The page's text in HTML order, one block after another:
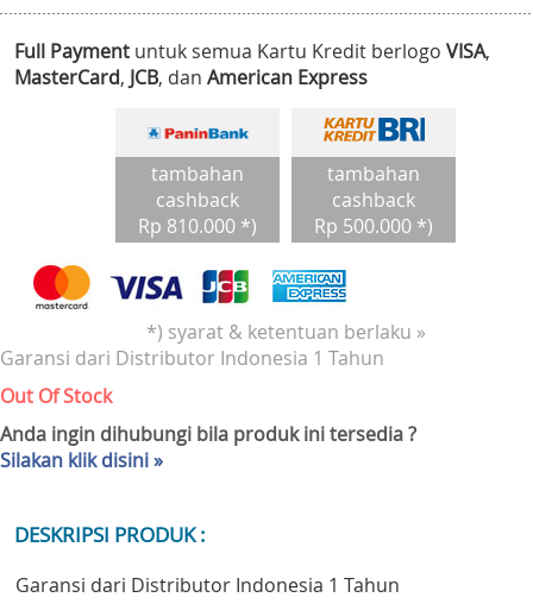
Full Payment untuk semua Kartu Kredit berlogo VISA,
MasterCard, JCB, dan American Express
tambahan
cashback
Rp 810.000 *)
tambahan
cashback
Rp 500.000 *)
*) syarat & ketentuan berlaku »
Garansi dari Distributor Indonesia 1 Tahun
Out Of Stock
Anda ingin dihubungi bila produk ini tersedia ?
Silakan klik disini »
DESKRIPSI PRODUK :
Garansi dari Distributor Indonesia 1 Tahun